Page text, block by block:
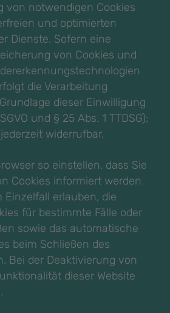
von notwendigen Cookies
und optimierten
Dienste. Sofern eine
von Cookies und
die Verarbeitung
dieser Einwilligung
und § 25 Abs. 1 TTDSG);
widerrufbar.
so einstellen, dass Sie
Cookies informiert werden
Einzelfall erlauben, die
für bestimmte Fälle oder
sowie das automatische
beim Schließen des
Bei der Deaktivierung von
dieser Website